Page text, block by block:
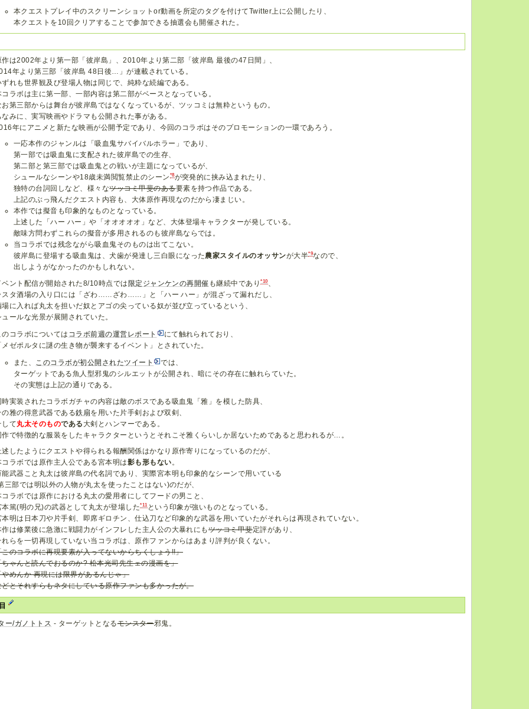
本クエストプレイ中のスクリーンショットor動画を所定のタグを付けてTwitter上に公開したり、
本クエストを10回クリアすることで参加できる抽選会も開催された。
作は2002年より第一部「彼岸島」、2010年より第二部「彼岸島 最後の47日間」、
年より第三部「彼岸島 48日後…」が連載されている。
ずれも世界観及び登場人物は同じで、純粋な続編である。
コラボは主に第一部、一部内容は第二部がベースとなっている。
お第三部からは舞台が彼岸島ではなくなっているが、ツッコミは無粋というもの。
なみに、実写映画やドラマも公開された事がある。
年にアニメと新たな映画が公開予定であり、今回のコラボはそのプロモーションの一環であろう。
一応本作のジャンルは「吸血鬼サバイバルホラー」であり、
第一部では吸血鬼に支配された彼岸島での生存、
第二部と第三部では吸血鬼との戦いが主題になっているが、
シュールなシーンや18歳未満閲覧禁止のシーン *8が突発的に挟み込まれたり、
独特の台詞回しなど、様々なツッコミ甲斐のある要素を持つ作品である。
上記のぶっ飛んだクエスト内容も、大体原作再現なのだから凄まじい。
本作では擬音も印象的なものとなっている。
上述した「ハー ハー」や「オオオオオ」など、大体登場キャラクターが発している。
敵味方問わずこれらの擬音が多用されるのも彼岸島ならでは。
当コラボでは残念ながら吸血鬼そのものは出てこない。
彼岸島に登場する吸血鬼は、犬歯が発達し三白眼になった農家スタイルのオッサンが大半*9なので、
出しようがなかったのかもしれない。
ベント配信が開始された8/10時点では限定ジャンケンの再開催 も継続中であり*10、
スタ酒場の入り口には「ざわ……ざわ……」と「ハー ハー」が混ざって漏れだし、
場に入れば丸太を担いだ奴とアゴの尖っている奴が並び立っているという、
ュールな光景が展開されていた。
のコラボについては コラボ前週の運営レポート
にて触れられており、
メゼポルタに謎の生き物が襲来するイベント」とされていた。
また、 このコラボが初公開されたツイート
では、
ターゲットである魚人型邪鬼のシルエットが公開され、暗にその存在に触れらていた。
その実態は上記の通りである。
時実装されたコラボガチャの内容は敵のボスである吸血鬼「雅」を模した防具、
の雅の得意武器である鉄扇を用いた片手剣および双剣、
して丸太そのものである 大剣とハンマーである。
作で特徴的な服装をしたキャラクターというとそれこそ雅くらいしか居ないためであると思われるが…。
述したようにクエストや得られる報酬関係はかなり原作寄りになっているのだが、
コラボでは原作主人公である宮本明は影も形もない。
能武器こと丸太は彼岸島の代名詞であり、実際宮本明も印象的なシーンで用いている
三部では明以外の人物が丸太を使ったことはない)のだが、
コラボでは原作における丸太の愛用者にしてフードの男こと、
本篤(明の兄)の武器として丸太が登場した*11という印象が強いものとなっている。
本明は日本刀や片手剣、即席ギロチン、仕込刀など印象的な武器を用いていたがそれらは再現されていない。
作は修業後に急激に戦闘力がインフレした主人公の大暴れにも ツッコミ甲斐定評があり、
れらを一切再現していない当コラボは、原作ファンからはあまり評判が良くない。
このコラボに再現要素が入ってないからちくしょう!!」
ちゃんと読んでおるのか? 松本光司先生ェの漫画を」
やめんか 再現には限界があるんじゃ」
どとそれすらもネタにしている原作ファンも多かったが。
ー/ガノトトス - ターゲットとなるモンスター邪鬼。